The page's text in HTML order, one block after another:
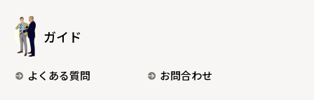
ガイド
よくある質問 お問合わせ